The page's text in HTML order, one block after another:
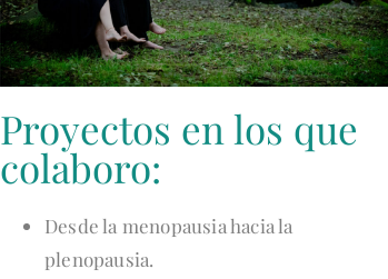
Proyectos en los que
colaboro:
Desde la menopausia hacia la
plenopausia.